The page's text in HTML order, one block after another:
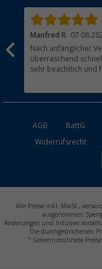
Manfred R.
Nach anfänglicher
überraschend
sehr beachtlich und
waren gut verpackt
AGB BattG
Widerrufsrecht
Alle Preise inkl. MwSt.,
ausgenommen
Änderungen und Irrtümer
Die durchgestrichenen
1) Gekennzeichnete